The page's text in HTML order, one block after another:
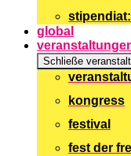
global
Schließe
kongress
festival
fest der